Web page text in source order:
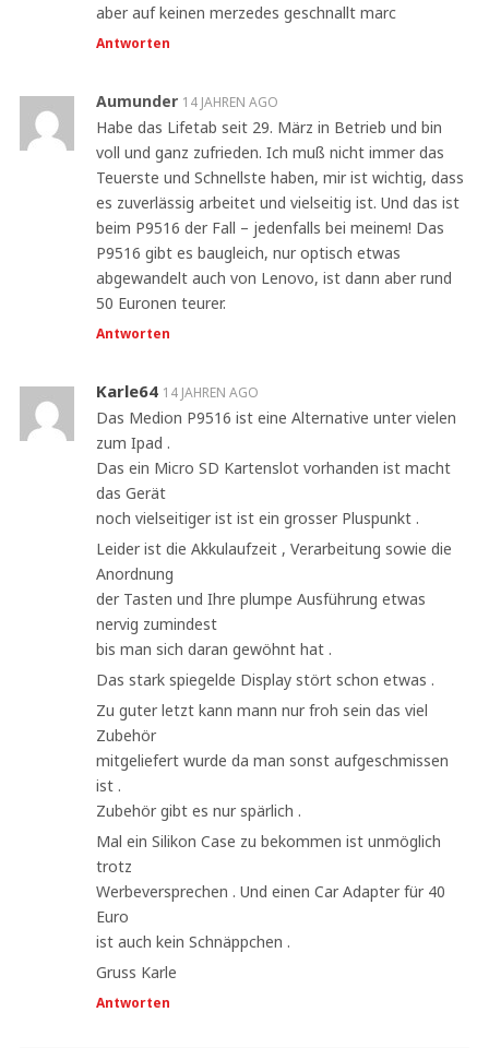
aber auf keinen merzedes geschnallt marc
Antworten
Aumunder 14 JAHREN AGO
Habe das Lifetab seit 29. März in Betrieb und bin
voll und ganz zufrieden. Ich muß nicht immer das
Teuerste und Schnellste haben, mir ist wichtig, dass
es zuverlässig arbeitet und vielseitig ist. Und das ist
beim P9516 der Fall – jedenfalls bei meinem! Das
P9516 gibt es baugleich, nur optisch etwas
abgewandelt auch von Lenovo, ist dann aber rund
50 Euronen teurer.
Antworten
Karle64 14 JAHREN AGO
Das Medion P9516 ist eine Alternative unter vielen
zum Ipad .
Das ein Micro SD Kartenslot vorhanden ist macht
das Gerät
noch vielseitiger ist ist ein grosser Pluspunkt .
Leider ist die Akkulaufzeit , Verarbeitung sowie die
Anordnung
der Tasten und Ihre plumpe Ausführung etwas
nervig zumindest
bis man sich daran gewöhnt hat .
Das stark spiegelde Display stört schon etwas .
Zu guter letzt kann mann nur froh sein das viel
Zubehör
mitgeliefert wurde da man sonst aufgeschmissen
ist .
Zubehör gibt es nur spärlich .
Mal ein Silikon Case zu bekommen ist unmöglich
trotz
Werbeversprechen . Und einen Car Adapter für 40
Euro
ist auch kein Schnäppchen .
Gruss Karle
Antworten